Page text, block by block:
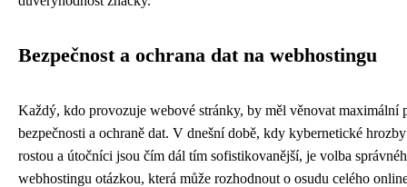
Bezpečnost a ochrana dat na webhostingu
Každý, kdo provozuje webové stránky, by měl věnovat maximální
bezpečnosti a ochraně dat. V dnešní době, kdy kybernetické
rostou a útočníci jsou čím dál tím sofistikovanější, je volba
webhostingu otázkou, která může rozhodnout o osudu celého